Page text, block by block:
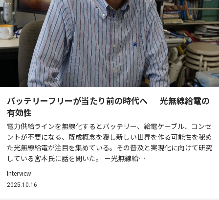
バッテリーフリーが当たり前の時代へ ― 光無線給電の
有効性
電力供給ラインを無線化するとバッテリー、給電ケーブル、コンセ
ントが不要になる、既成概念を覆し新しい世界を作る可能性を秘め
た光無線給電が注目を集めている。その普及と実現化に向けて研究
している宮本氏に話を聞いた。 －光無線給…
Interview
2025.10.16